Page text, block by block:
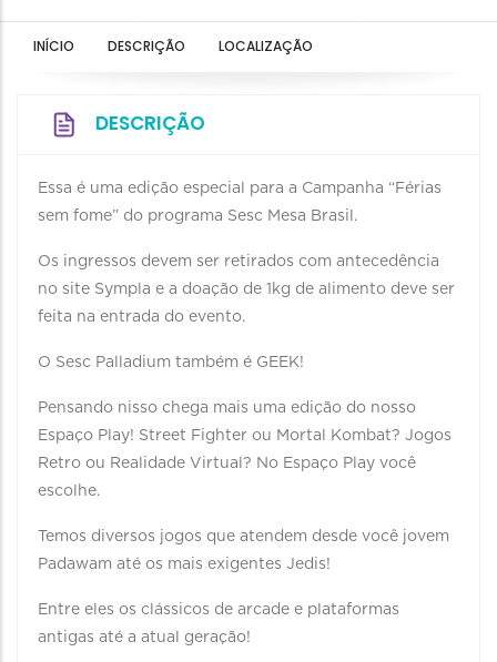
INÍCIO DESCRIÇÃO LOCALIZAÇÃO
DESCRIÇÃO
Essa é uma edição especial para a Campanha “Férias
sem fome” do programa Sesc Mesa Brasil.
Os ingressos devem ser retirados com antecedência
no site Sympla e a doação de 1kg de alimento deve ser
feita na entrada do evento.
O Sesc Palladium também é GEEK!
Pensando nisso chega mais uma edição do nosso
Espaço Play! Street Fighter ou Mortal Kombat? Jogos
Retro ou Realidade Virtual? No Espaço Play você
escolhe.
Temos diversos jogos que atendem desde você jovem
Padawam até os mais exigentes Jedis!
Entre eles os clássicos de arcade e plataformas
antigas até a atual geração!